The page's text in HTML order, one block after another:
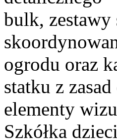
bulk,
ogrodu oraz
statku z
elementy
Szkółka